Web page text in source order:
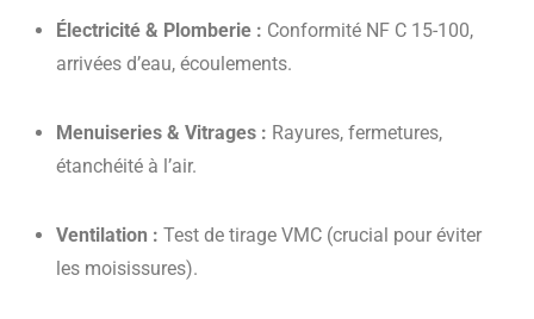
Électricité & Plomberie : Conformité NF C 15-100,
arrivées d’eau, écoulements.
Menuiseries & Vitrages : Rayures, fermetures,
étanchéité à l’air.
Ventilation : Test de tirage VMC (crucial pour éviter
les moisissures).